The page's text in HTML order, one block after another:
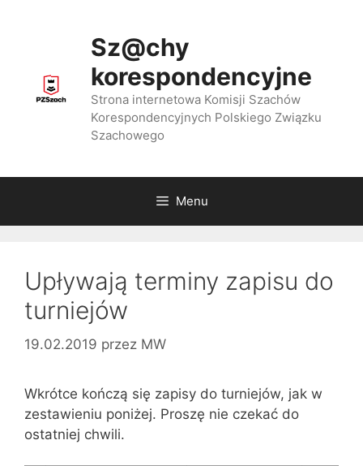
Sz@chy
korespondencyjne
Strona internetowa Komisji Szachów
Korespondencyjnych Polskiego Związku
Szachowego
Menu
Upływają terminy zapisu do
turniejów
19.02.2019 przez MW
Wkrótce kończą się zapisy do turniejów, jak w
zestawieniu poniżej. Proszę nie czekać do
ostatniej chwili.